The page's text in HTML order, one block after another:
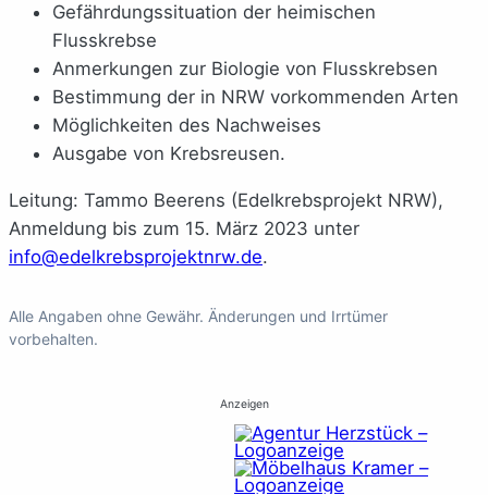
Gefährdungssituation der heimischen
Flusskrebse
Anmerkungen zur Biologie von Flusskrebsen
Bestimmung der in NRW vorkommenden Arten
Möglichkeiten des Nachweises
Ausgabe von Krebsreusen.
Leitung: Tammo Beerens (Edelkrebsprojekt NRW),
Anmeldung bis zum 15. März 2023 unter
info@edelkrebsprojektnrw.de.
Alle Angaben ohne Gewähr. Änderungen und Irrtümer
vorbehalten.
Anzeigen